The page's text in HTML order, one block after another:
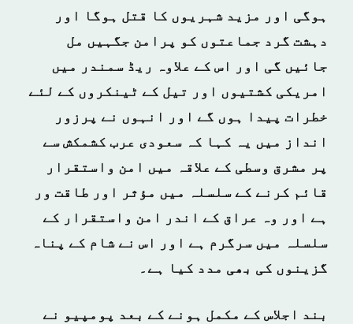
ہوگی اور مزید شہریوں کا قتل ہوگا اور
دہشت گرد جماعتوں کو پرامن جگہیں مل
جائیں گی اور اس کے علاوہ ریڈ سمندر میں
امریکی کشتیوں اور تیل کے ٹینکروں کے لئے
خطرات پیدا ہوں گے اور انہوں نے پرزور
انداز میں یہ کہا کہ سعودی عرب کشمکش سے
پر مشرق وسطی کے علاقہ میں امن واستقرار
قائم کرنے کے سلسلہ میں مؤثر اور طاقت ور
ہے اور وہ عراق کے اندر امن واستقرار کے
سلسلہ میں سرگرم ہے اور اس نے شام کے پناہ
گزینوں کی بھی مدد کیا ہے۔
بند اجلاس کے مکمل ہونے کے بعد پومپیو نے